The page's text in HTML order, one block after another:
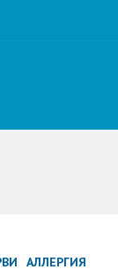
АЛЛЕРГИЯ